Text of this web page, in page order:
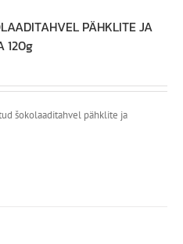
PÄHKLITE JA
120g
šokolaaditahvel pähklite ja